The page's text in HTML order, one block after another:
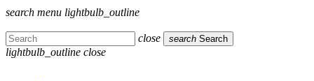
search menu lightbulb_outline
close search Search
lightbulb_outline close